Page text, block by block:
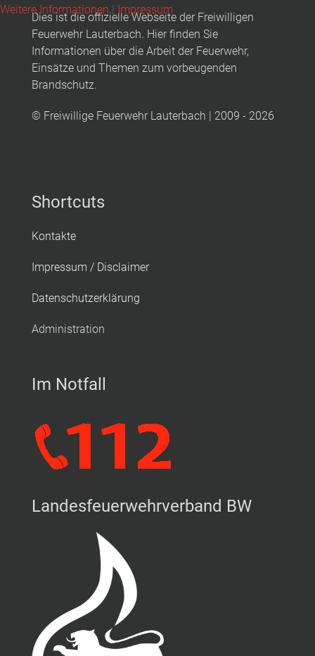
Dies ist die offizielle Webseite der Freiwilligen
Feuerwehr Lauterbach. Hier finden Sie
Informationen über die Arbeit der Feuerwehr,
Einsätze und Themen zum vorbeugenden
Brandschutz.
© Freiwillige Feuerwehr Lauterbach | 2009 - 2026
Shortcuts
Kontakte
Impressum / Disclaimer
Datenschutzerklärung
Administration
Im Notfall
Landesfeuerwehrverband BW
Weitere Informationen| Impressum